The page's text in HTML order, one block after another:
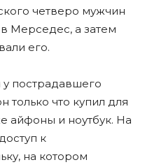
четверо мужчин
Мерседес, а затем
его.
пострадавшего
что купил для
айфоны и ноутбук. На
к
на котором